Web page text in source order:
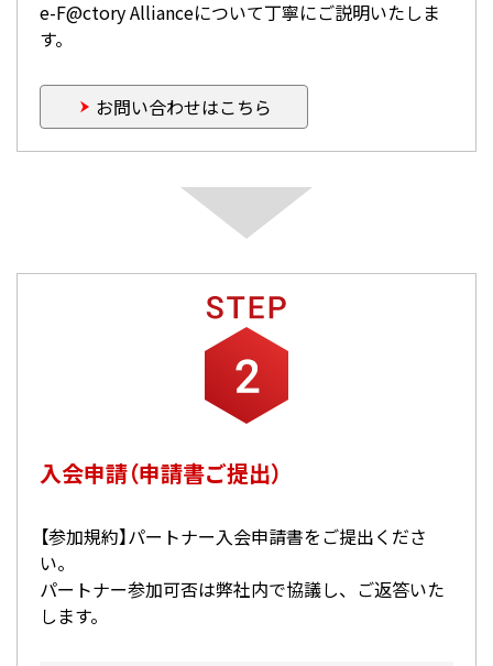
e-F@ctory Allianceについて丁寧にご説明いたしま
す。
お問い合わせはこちら
入会申請（申請書ご提出）
【参加規約】パートナー入会申請書をご提出くださ
い。
パートナー参加可否は弊社内で協議し、ご返答いた
します。